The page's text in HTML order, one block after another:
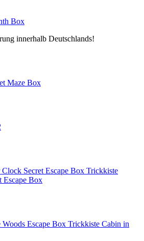
Box
innerhalb Deutschlands!
Maze Box
Trickkiste
Escape Box
Trickkiste Cabin in